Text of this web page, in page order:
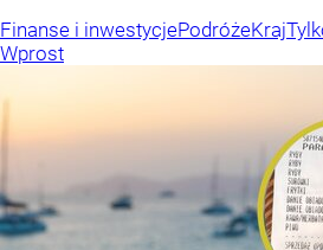
Finanse i inwestycjePodróżeKraj
Wprost